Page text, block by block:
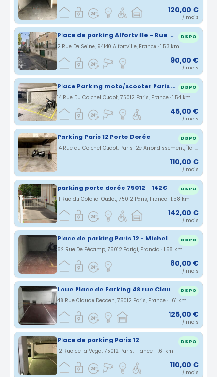
120,00 €
/ mois
Place de parking Alfortville - Rue de Seine DISPO
2 Rue De Seine, 94140 Alfortville, France · 1.53 km
90,00 €
/ mois
Place Parking moto/scooter Paris 12e DISPO
14 Rue Du Colonel Oudot, 75012 Paris, France · 1.54 km
45,00 €
/ mois
Parking Paris 12 Porte Dorée DISPO
14 Rue du Colonel Oudot, Paris 12e Arrondissement, Île-de-France, France · 1.54 km
110,00 €
/ mois
parking porte dorée 75012 - 142€ DISPO
11 Rue du Colonel Oudot, 75012 Paris, France · 1.58 km
142,00 €
/ mois
Place de parking Paris 12 - Michel Bizot - Proche Porte Dorée DISPO
62 Rue De Fécamp, 75012 Parigi, Francia · 1.58 km
80,00 €
/ mois
Loue Place de Parking 48 rue Claude Decaen 75012 DISPO
48 Rue Claude Decaen, 75012 Paris, France · 1.61 km
125,00 €
/ mois
Place de parking Paris 12 DISPO
12 Rue de la Vega, 75012 Paris, France · 1.61 km
110,00 €
/ mois